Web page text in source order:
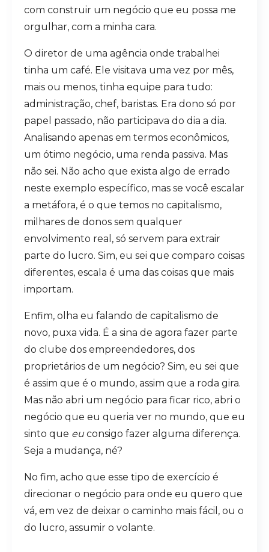
com construir um negócio que eu possa me
orgulhar, com a minha cara.
O diretor de uma agência onde trabalhei
tinha um café. Ele visitava uma vez por mês,
mais ou menos, tinha equipe para tudo:
administração, chef, baristas. Era dono só por
papel passado, não participava do dia a dia.
Analisando apenas em termos econômicos,
um ótimo negócio, uma renda passiva. Mas
não sei. Não acho que exista algo de errado
neste exemplo específico, mas se você escalar
a metáfora, é o que temos no capitalismo,
milhares de donos sem qualquer
envolvimento real, só servem para extrair
parte do lucro. Sim, eu sei que comparo coisas
diferentes, escala é uma das coisas que mais
importam.
Enfim, olha eu falando de capitalismo de
novo, puxa vida. É a sina de agora fazer parte
do clube dos empreendedores, dos
proprietários de um negócio? Sim, eu sei que
é assim que é o mundo, assim que a roda gira.
Mas não abri um negócio para ficar rico, abri o
negócio que eu queria ver no mundo, que eu
sinto que eu consigo fazer alguma diferença.
Seja a mudança, né?
No fim, acho que esse tipo de exercício é
direcionar o negócio para onde eu quero que
vá, em vez de deixar o caminho mais fácil, ou o
do lucro, assumir o volante.